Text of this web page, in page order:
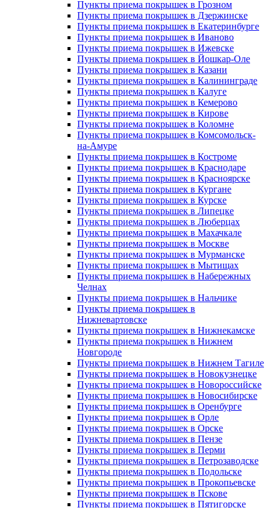
Пункты приема покрышек в Грозном
Пункты приема покрышек в Дзержинске
Пункты приема покрышек в Екатеринбурге
Пункты приема покрышек в Иваново
Пункты приема покрышек в Ижевске
Пункты приема покрышек в Йошкар-Оле
Пункты приема покрышек в Казани
Пункты приема покрышек в Калининграде
Пункты приема покрышек в Калуге
Пункты приема покрышек в Кемерово
Пункты приема покрышек в Кирове
Пункты приема покрышек в Коломне
Пункты приема покрышек в Комсомольск-
на-Амуре
Пункты приема покрышек в Костроме
Пункты приема покрышек в Краснодаре
Пункты приема покрышек в Красноярске
Пункты приема покрышек в Кургане
Пункты приема покрышек в Курске
Пункты приема покрышек в Липецке
Пункты приема покрышек в Люберцах
Пункты приема покрышек в Махачкале
Пункты приема покрышек в Москве
Пункты приема покрышек в Мурманске
Пункты приема покрышек в Мытищах
Пункты приема покрышек в Набережных
Челнах
Пункты приема покрышек в Нальчике
Пункты приема покрышек в
Нижневартовске
Пункты приема покрышек в Нижнекамске
Пункты приема покрышек в Нижнем
Новгороде
Пункты приема покрышек в Нижнем Тагиле
Пункты приема покрышек в Новокузнецке
Пункты приема покрышек в Новороссийске
Пункты приема покрышек в Новосибирске
Пункты приема покрышек в Оренбурге
Пункты приема покрышек в Орле
Пункты приема покрышек в Орске
Пункты приема покрышек в Пензе
Пункты приема покрышек в Перми
Пункты приема покрышек в Петрозаводске
Пункты приема покрышек в Подольске
Пункты приема покрышек в Прокопьевске
Пункты приема покрышек в Пскове
Пункты приема покрышек в Пятигорске